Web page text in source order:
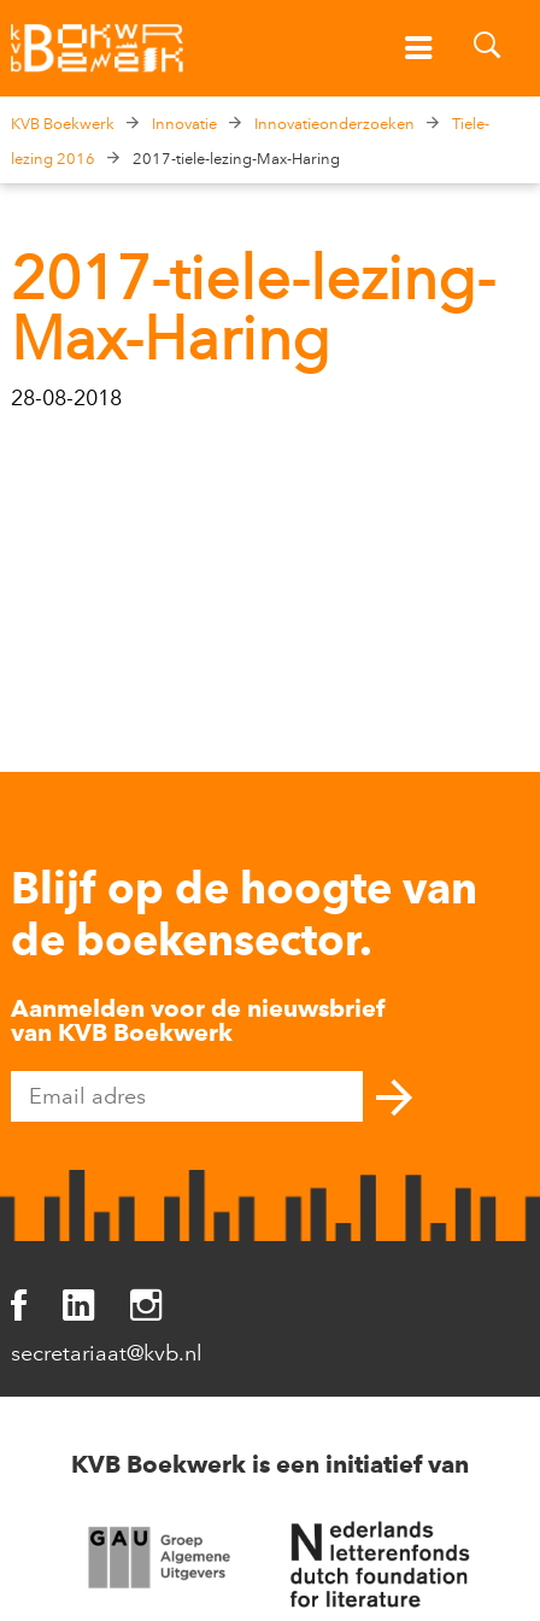
KVB Boekwerk Innovatie Innovatieonderzoeken
Tiele-
lezing 2016
2017-tiele-lezing-Max-Haring
2017-tiele-lezing-
Max-Haring
28-08-2018
Blijf op de hoogte van
de boekensector.
Aanmelden voor de nieuwsbrief
van KVB Boekwerk
secretariaat@kvb.nl
KVB Boekwerk is een initiatief van